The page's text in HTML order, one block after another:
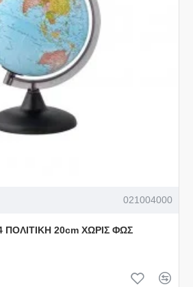
021004000
ΠΟΛΙΤΙΚΗ 20cm ΧΩΡΙΣ ΦΩΣ